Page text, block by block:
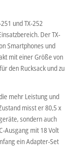
und TX-252
Der TX-
Smartphones und
mit einer Größe von
den Rucksack und zu
mehr Leistung und
misst er 80,5 x
sondern auch
Ausgang mit 18 Volt
ein Adapter-Set